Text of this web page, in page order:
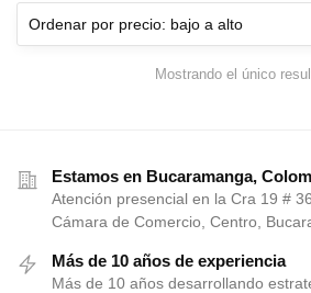
Mostrando el único
Estamos en Bucaramanga,
Atención presencial en la Cra 19 #
Cámara de Comercio, Centro,
Más de 10 años de experiencia
Más de 10 años desarrollando